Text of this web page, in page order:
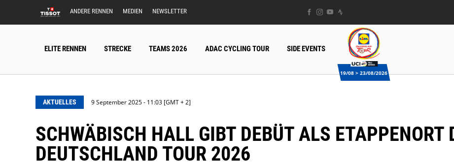
ANDERE RENNEN MEDIEN NEWSLETTER
ELITE RENNEN STRECKE TEAMS 2026 ADAC CYCLING TOUR SIDE EVENTS
19/08 > 23/08/2026
AKTUELLES 9 September 2025 - 11:03 [GMT + 2]
SCHWÄBISCH HALL GIBT DEBÜT ALS ETAPPENORT DER LIDL
DEUTSCHLAND TOUR 2026